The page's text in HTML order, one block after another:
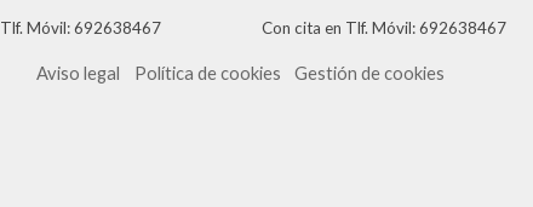
Móvil: 692638467 Con cita en Tlf. Móvil: 692638467
Aviso legal Política de cookies Gestión de cookies